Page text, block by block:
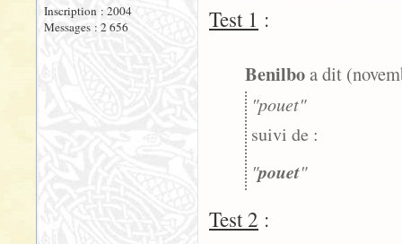
Inscription : 2004
Messages : 2 656
Test 1 :
Benilboa dit
"pouet"
suivi de :
"pouet"
Test 2 :